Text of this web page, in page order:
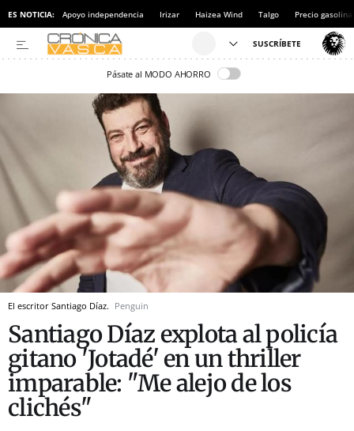
ES NOTICIA: Apoyo independencia Irizar Haizea Wind Talgo Precio gasolina
Pásate al MODO AHORRO
El escritor Santiago Díaz. Penguin
Santiago Díaz explota al policía
gitano 'Jotadé' en un thriller
imparable: "Me alejo de los
clichés"